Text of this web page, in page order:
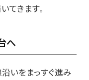
てきます。
へ
いをまっすぐ進み